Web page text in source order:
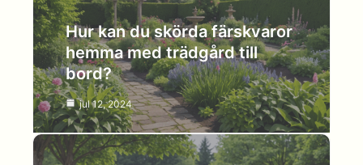
Hur kan du skörda färskvaror
hemma med trädgård till
bord?
jul 12, 2024